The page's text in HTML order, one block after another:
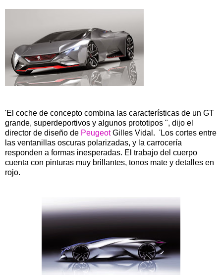
'El coche de concepto combina las características de un GT
grande, superdeportivos y algunos prototipos ", dijo el
director de diseño de PeugeotGilles Vidal. 'Los cortes entre
las ventanillas oscuras polarizadas, y la carrocería
responden a formas inesperadas. El trabajo del cuerpo
cuenta con pinturas muy brillantes, tonos mate y detalles en
rojo.